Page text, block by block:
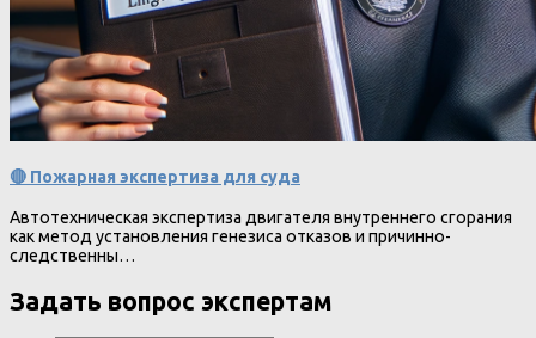
🔴 Пожарная экспертиза для суда
Автотехническая экспертиза двигателя внутреннего сгорания
как метод установления генезиса отказов и причинно-
следственны…
Задать вопрос экспертам